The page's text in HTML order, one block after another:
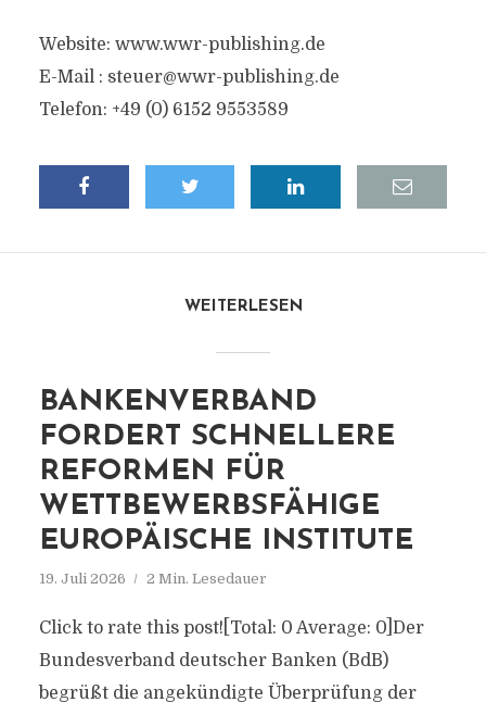
Website: www.wwr-publishing.de
E-Mail : steuer@wwr-publishing.de
Telefon: +49 (0) 6152 9553589
WEITERLESEN
BANKENVERBAND
FORDERT SCHNELLERE
REFORMEN FÜR
WETTBEWERBSFÄHIGE
EUROPÄISCHE INSTITUTE
19. Juli 2026 2 Min. Lesedauer
Click to rate this post![Total: 0 Average: 0]Der
Bundesverband deutscher Banken (BdB)
begrüßt die angekündigte Überprüfung der